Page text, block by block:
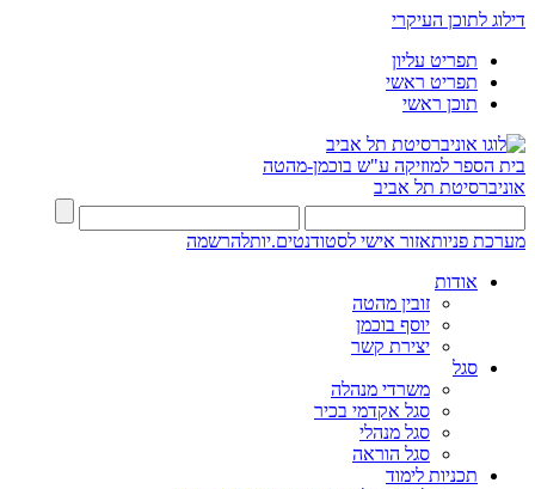
דילוג לתוכן העיקרי
תפריט עליון
תפריט ראשי
תוכן ראשי
בית הספר למוזיקה ע"ש בוכמן-מהטה
אוניברסיטת תל אביב
מערכת פניותאזור אישי לסטודנטים.יותלהרשמה
אודות
זובין מהטה
יוסף בוכמן
יצירת קשר
סגל
משרדי מנהלה
סגל אקדמי בכיר
סגל מנהלי
סגל הוראה
תכניות לימוד